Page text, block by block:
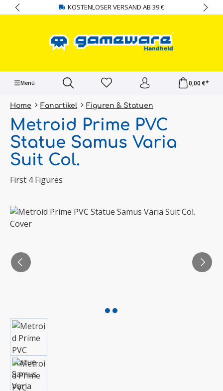
springen KOSTENLOSER VERSAND AB 39 €
Menü 0,00 €*
Home Fanartikel Figuren & Statuen
Metroid Prime PVC
Statue Samus Varia
Suit Col.
First 4 Figures
Bildergalerie überspringen